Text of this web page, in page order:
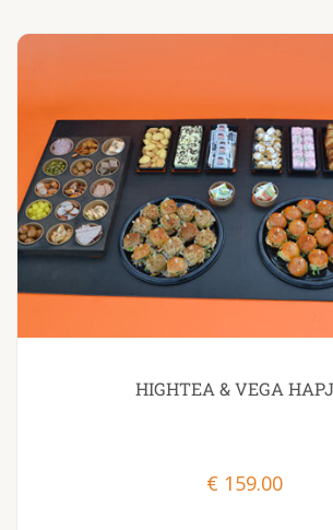
HIGHTEA & VEGA
€ 159.00